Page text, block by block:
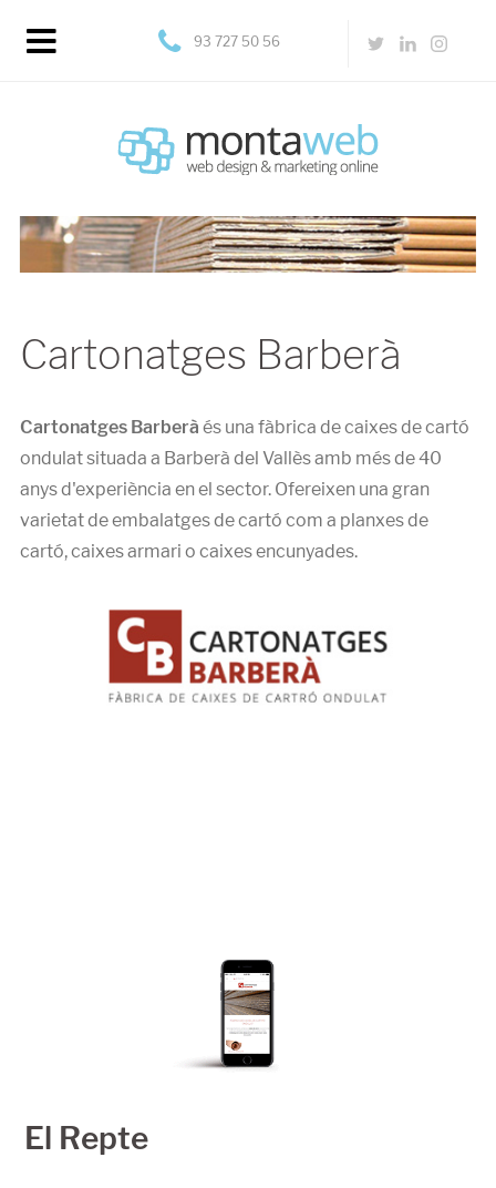
93 727 50 56
Cartonatges Barberà
Cartonatges Barberà és una fàbrica de caixes de cartó
ondulat situada a Barberà del Vallès amb més de 40
anys d'experiència en el sector. Ofereixen una gran
varietat de embalatges de cartó com a planxes de
cartó, caixes armari o caixes encunyades.
El Repte